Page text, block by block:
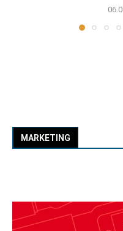
MARKETING